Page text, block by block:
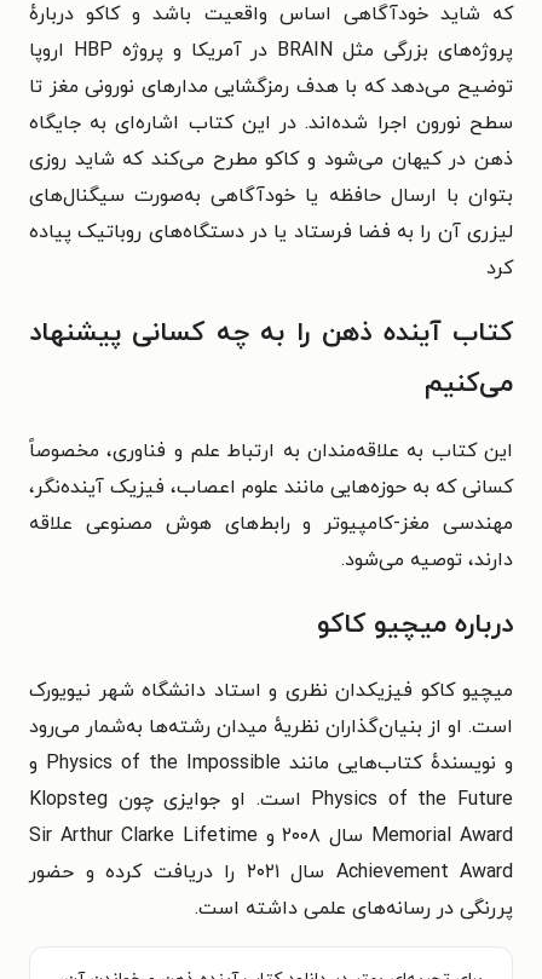
که شاید خودآگاهی اساس واقعیت باشد و کاکو دربارهٔ
پروژه‌های بزرگی مثل BRAIN در آمریکا و پروژه HBP اروپا
توضیح می‌دهد که با هدف رمزگشایی مدارهای نورونی مغز تا
سطح نورون اجرا شده‌اند. در این کتاب اشاره‌ای به جایگاه
ذهن در کیهان می‌شود و کاکو مطرح می‌کند که شاید روزی
بتوان با ارسال حافظه یا خودآگاهی به‌صورت سیگنال‌های
لیزری آن را به فضا فرستاد یا در دستگاه‌های روباتیک پیاده
کرد
کتاب آینده ذهن را به چه کسانی پیشنهاد
می‌کنیم
این کتاب به علاقه‌مندان به ارتباط علم و فناوری، مخصوصاً
کسانی که به حوزه‌هایی مانند علوم اعصاب، فیزیک آینده‌نگر،
مهندسی مغز-کامپیوتر و رابط‌های هوش مصنوعی علاقه
دارند، توصیه می‌شود.
درباره میچیو کاکو
میچیو کاکو فیزیکدان نظری و استاد دانشگاه شهر نیویورک
است. او از بنیان‌گذاران نظریهٔ میدان رشته‌ها به‌شمار می‌رود
و نویسندهٔ کتاب‌هایی مانند Physics of the Impossible و
Physics of the Future است. او جوایزی چون Klopsteg
Memorial Award سال ۲۰۰۸ و Sir Arthur Clarke Lifetime
Achievement Award سال ۲۰۲۱ را دریافت کرده و حضور
پررنگی در رسانه‌های علمی داشته است.